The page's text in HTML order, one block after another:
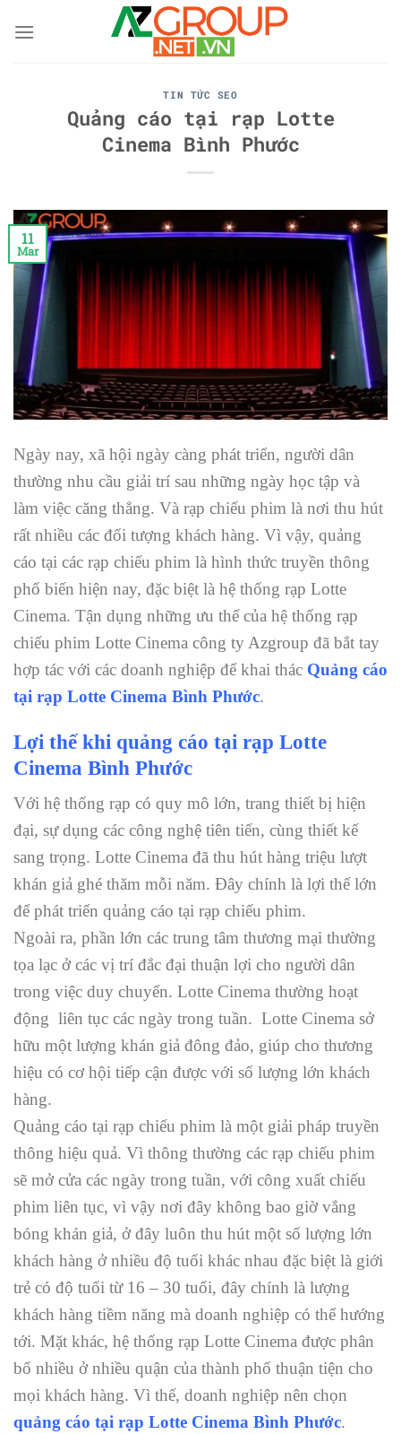
TIN TỨC SEO
Quảng cáo tại rạp Lotte
Cinema Bình Phước
11
Mar
Ngày nay, xã hội ngày càng phát triển, người dân
thường nhu cầu giải trí sau những ngày học tập và
làm việc căng thẳng. Và rạp chiếu phim là nơi thu hút
rất nhiều các đối tượng khách hàng. Vì vậy, quảng
cáo tại các rạp chiếu phim là hình thức truyền thông
phổ biến hiện nay, đặc biệt là hệ thống rạp Lotte
Cinema. Tận dụng những ưu thế của hệ thống rạp
chiếu phim Lotte Cinema công ty Azgroup đã bắt tay
hợp tác với các doanh nghiệp để khai thác Quảng cáo
tại rạp Lotte Cinema Bình Phước.
Lợi thế khi quảng cáo tại rạp Lotte
Cinema Bình Phước
Với hệ thống rạp có quy mô lớn, trang thiết bị hiện
đại, sự dụng các công nghệ tiên tiến, cùng thiết kế
sang trọng. Lotte Cinema đã thu hút hàng triệu lượt
khán giả ghé thăm mỗi năm. Đây chính là lợi thế lớn
để phát triển quảng cáo tại rạp chiếu phim.
Ngoài ra, phần lớn các trung tâm thương mại thường
tọa lạc ở các vị trí đắc đại thuận lợi cho người dân
trong việc duy chuyển. Lotte Cinema thường hoạt
động liên tục các ngày trong tuần. Lotte Cinema sở
hữu một lượng khán giả đông đảo, giúp cho thương
hiệu có cơ hội tiếp cận được với số lượng lớn khách
hàng.
Quảng cáo tại rạp chiếu phim là một giải pháp truyền
thông hiệu quả. Vì thông thường các rạp chiếu phim
sẽ mở cửa các ngày trong tuần, với công xuất chiếu
phim liên tục, vì vậy nơi đây không bao giờ vắng
bóng khán giả, ở đây luôn thu hút một số lượng lớn
khách hàng ở nhiều độ tuổi khác nhau đặc biệt là giới
trẻ có độ tuổi từ 16 – 30 tuổi, đây chính là lượng
khách hàng tiềm năng mà doanh nghiệp có thể hướng
tới. Mặt khác, hệ thống rạp Lotte Cinema được phân
bổ nhiều ở nhiều quận của thành phố thuận tiện cho
mọi khách hàng. Vì thế, doanh nghiệp nên chọn
quảng cáo tại rạp Lotte Cinema Bình Phước.